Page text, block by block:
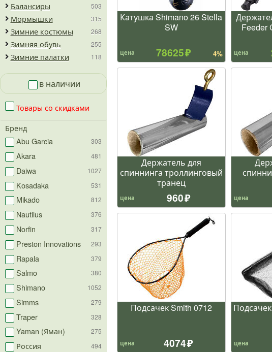
Катушка Shimano 26 Stella
SW
цена 78625 4%
Feeder
цена
Держатель для
спиннинга троллинговый
транец
цена 960 цена
Подсачек Smith 0712
цена 4074 цена
Балансиры 503
Мормышки 315
Зимние костюмы 268
Зимняя обувь 255
Зимние палатки 118
в наличии
Бренд
Abu Garcia
303
Akara 481
Daiwa 1027
Kosadaka 531
Mikado 812
Nautilus 376
Norfin 317
Preston Innovations 293
Rapala 379
Salmo 380
Shimano 1052
Simms 279
Traper 328
Yaman (Яман) 275
Россия 494
Товары со скидками